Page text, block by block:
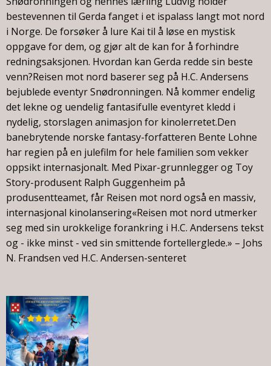
bestevennen til Gerda fanget i et ispalass langt mot nord
i Norge. De forsøker å lure Kai til å løse en mystisk
oppgave for dem, og gjør alt de kan for å forhindre
redningsaksjonen. Hvordan kan Gerda redde sin beste
venn?Reisen mot nord baserer seg på H.C. Andersens
bejublede eventyr Snødronningen. Nå kommer endelig
det lekne og uendelig fantasifulle eventyret kledd i
nydelig, storslagen animasjon for kinolerretet.Den
banebrytende norske fantasy-forfatteren Bente Lohne
har regien på en julefilm for hele familien som vekker
oppsikt internasjonalt. Med Pixar-grunnlegger og Toy
Story-produsent Ralph Guggenheim på
produsentteamet, får Reisen mot nord også en massiv,
internasjonal kinolansering«Reisen mot nord utmerker
seg med sin urokkelige forankring i H.C. Andersens tekst
og - ikke minst - ved sin smittende fortellerglede.» – Johs
N. Frandsen ved H.C. Andersen-senteret